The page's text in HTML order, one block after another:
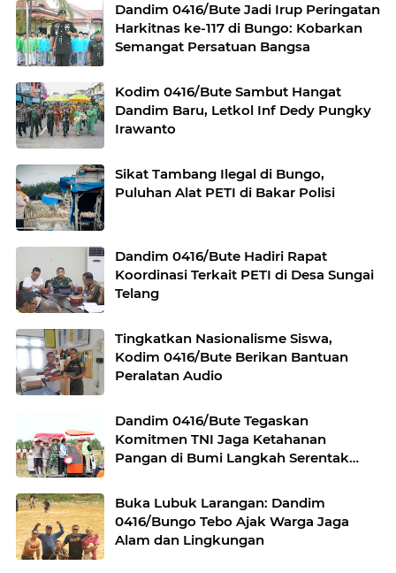
Dandim 0416/Bute Jadi Irup Peringatan
Harkitnas ke-117 di Bungo: Kobarkan
Semangat Persatuan Bangsa
Kodim 0416/Bute Sambut Hangat
Dandim Baru, Letkol Inf Dedy Pungky
Irawanto
Sikat Tambang Ilegal di Bungo,
Puluhan Alat PETI di Bakar Polisi
Dandim 0416/Bute Hadiri Rapat
Koordinasi Terkait PETI di Desa Sungai
Telang
Tingkatkan Nasionalisme Siswa,
Kodim 0416/Bute Berikan Bantuan
Peralatan Audio
Dandim 0416/Bute Tegaskan
Komitmen TNI Jaga Ketahanan
Pangan di Bumi Langkah Serentak
Buka Lubuk Larangan: Dandim
0416/Bungo Tebo Ajak Warga Jaga
Alam dan Lingkungan